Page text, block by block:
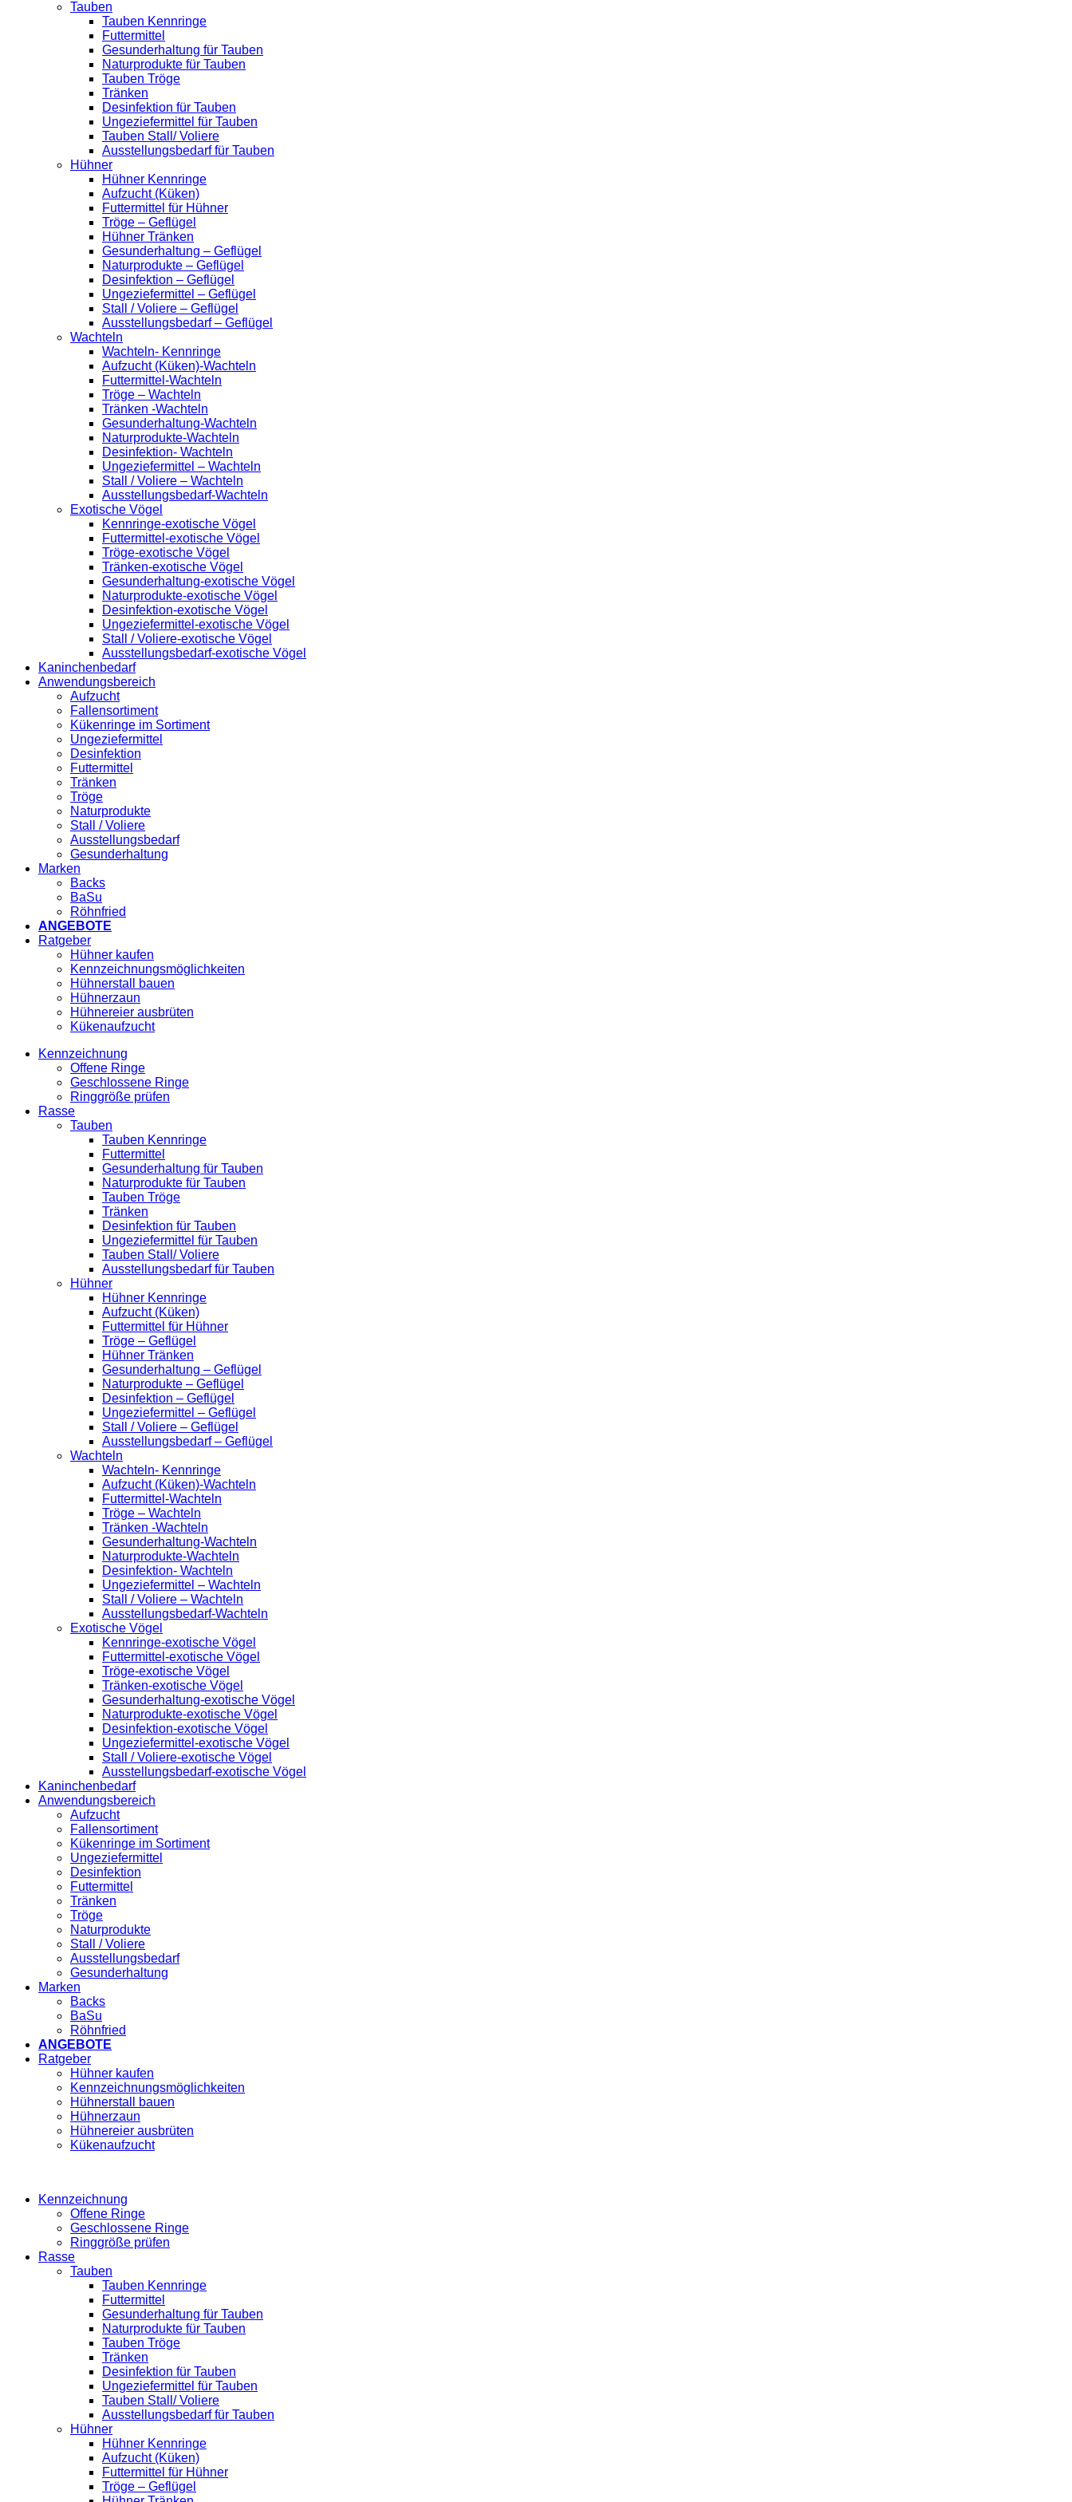
Tauben
Tauben Kennringe
Futtermittel
Gesunderhaltung für Tauben
Naturprodukte für Tauben
Tauben Tröge
Tränken
Desinfektion für Tauben
Ungeziefermittel für Tauben
Tauben Stall/ Voliere
Ausstellungsbedarf für Tauben
Hühner
Hühner Kennringe
Aufzucht (Küken)
Futtermittel für Hühner
Tröge – Geflügel
Hühner Tränken
Gesunderhaltung – Geflügel
Naturprodukte – Geflügel
Desinfektion – Geflügel
Ungeziefermittel – Geflügel
Stall / Voliere – Geflügel
Ausstellungsbedarf – Geflügel
Wachteln
Wachteln- Kennringe
Aufzucht (Küken)-Wachteln
Futtermittel-Wachteln
Tröge – Wachteln
Tränken -Wachteln
Gesunderhaltung-Wachteln
Naturprodukte-Wachteln
Desinfektion- Wachteln
Ungeziefermittel – Wachteln
Stall / Voliere – Wachteln
Ausstellungsbedarf-Wachteln
Exotische Vögel
Kennringe-exotische Vögel
Futtermittel-exotische Vögel
Tröge-exotische Vögel
Tränken-exotische Vögel
Gesunderhaltung-exotische Vögel
Naturprodukte-exotische Vögel
Desinfektion-exotische Vögel
Ungeziefermittel-exotische Vögel
Stall / Voliere-exotische Vögel
Ausstellungsbedarf-exotische Vögel
Kaninchenbedarf
Anwendungsbereich
Aufzucht
Fallensortiment
Kükenringe im Sortiment
Ungeziefermittel
Desinfektion
Futtermittel
Tränken
Tröge
Naturprodukte
Stall / Voliere
Ausstellungsbedarf
Gesunderhaltung
Marken
Backs
BaSu
Röhnfried
ANGEBOTE
Ratgeber
Hühner kaufen
Kennzeichnungsmöglichkeiten
Hühnerstall bauen
Hühnerzaun
Hühnereier ausbrüten
Kükenaufzucht
Kennzeichnung
Offene Ringe
Geschlossene Ringe
Ringgröße prüfen
Rasse
Tauben
Tauben Kennringe
Futtermittel
Gesunderhaltung für Tauben
Naturprodukte für Tauben
Tauben Tröge
Tränken
Desinfektion für Tauben
Ungeziefermittel für Tauben
Tauben Stall/ Voliere
Ausstellungsbedarf für Tauben
Hühner
Hühner Kennringe
Aufzucht (Küken)
Futtermittel für Hühner
Tröge – Geflügel
Hühner Tränken
Gesunderhaltung – Geflügel
Naturprodukte – Geflügel
Desinfektion – Geflügel
Ungeziefermittel – Geflügel
Stall / Voliere – Geflügel
Ausstellungsbedarf – Geflügel
Wachteln
Wachteln- Kennringe
Aufzucht (Küken)-Wachteln
Futtermittel-Wachteln
Tröge – Wachteln
Tränken -Wachteln
Gesunderhaltung-Wachteln
Naturprodukte-Wachteln
Desinfektion- Wachteln
Ungeziefermittel – Wachteln
Stall / Voliere – Wachteln
Ausstellungsbedarf-Wachteln
Exotische Vögel
Kennringe-exotische Vögel
Futtermittel-exotische Vögel
Tröge-exotische Vögel
Tränken-exotische Vögel
Gesunderhaltung-exotische Vögel
Naturprodukte-exotische Vögel
Desinfektion-exotische Vögel
Ungeziefermittel-exotische Vögel
Stall / Voliere-exotische Vögel
Ausstellungsbedarf-exotische Vögel
Kaninchenbedarf
Anwendungsbereich
Aufzucht
Fallensortiment
Kükenringe im Sortiment
Ungeziefermittel
Desinfektion
Futtermittel
Tränken
Tröge
Naturprodukte
Stall / Voliere
Ausstellungsbedarf
Gesunderhaltung
Marken
Backs
BaSu
Röhnfried
ANGEBOTE
Ratgeber
Hühner kaufen
Kennzeichnungsmöglichkeiten
Hühnerstall bauen
Hühnerzaun
Hühnereier ausbrüten
Kükenaufzucht
Kennzeichnung
Offene Ringe
Geschlossene Ringe
Ringgröße prüfen
Rasse
Tauben
Tauben Kennringe
Futtermittel
Gesunderhaltung für Tauben
Naturprodukte für Tauben
Tauben Tröge
Tränken
Desinfektion für Tauben
Ungeziefermittel für Tauben
Tauben Stall/ Voliere
Ausstellungsbedarf für Tauben
Hühner
Hühner Kennringe
Aufzucht (Küken)
Futtermittel für Hühner
Tröge – Geflügel